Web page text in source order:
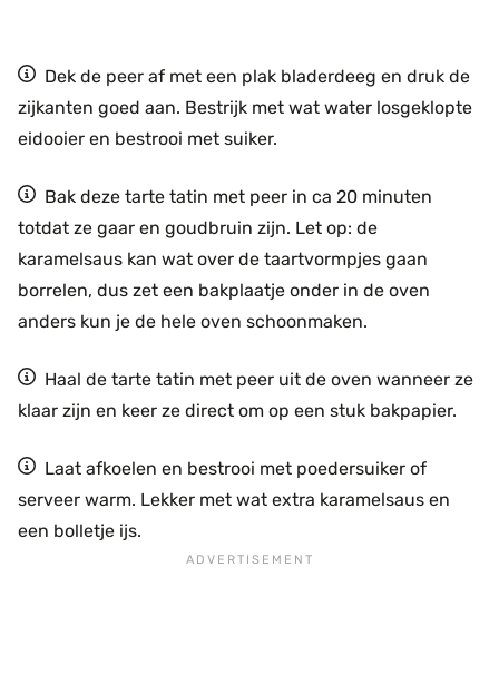
Dek de peer af met een plak bladerdeeg en druk de
zijkanten goed aan. Bestrijk met wat water losgeklopte
eidooier en bestrooi met suiker.
Bak deze tarte tatin met peer in ca 20 minuten
totdat ze gaar en goudbruin zijn. Let op: de
karamelsaus kan wat over de taartvormpjes gaan
borrelen, dus zet een bakplaatje onder in de oven
anders kun je de hele oven schoonmaken.
Haal de tarte tatin met peer uit de oven wanneer ze
klaar zijn en keer ze direct om op een stuk bakpapier.
Laat afkoelen en bestrooi met poedersuiker of
serveer warm. Lekker met wat extra karamelsaus en
een bolletje ijs.